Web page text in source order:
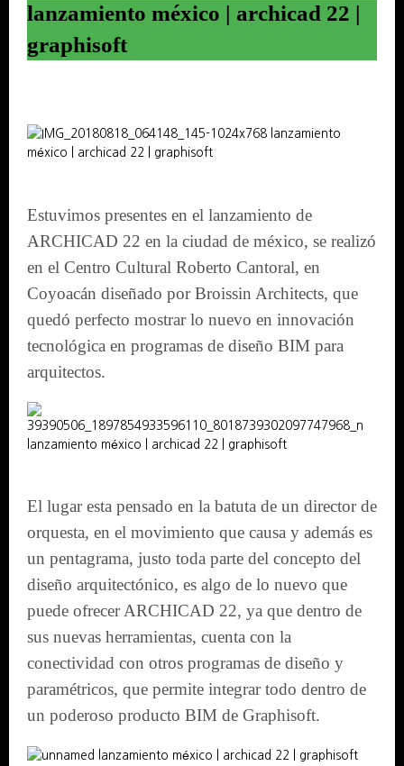
lanzamiento méxico | archicad 22 |
graphisoft
Estuvimos presentes en el lanzamiento de
ARCHICAD 22 en la ciudad de méxico, se realizó
en el Centro Cultural Roberto Cantoral, en
Coyoacán diseñado por Broissin Architects, que
quedó perfecto mostrar lo nuevo en innovación
tecnológica en programas de diseño BIM para
arquitectos.
El lugar esta pensado en la batuta de un director de
orquesta, en el movimiento que causa y además es
un pentagrama, justo toda parte del concepto del
diseño arquitectónico, es algo de lo nuevo que
puede ofrecer ARCHICAD 22, ya que dentro de
sus nuevas herramientas, cuenta con la
conectividad con otros programas de diseño y
paramétricos, que permite integrar todo dentro de
un poderoso producto BIM de Graphisoft.